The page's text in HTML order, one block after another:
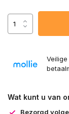
Wat kunt u van
Bezorgd